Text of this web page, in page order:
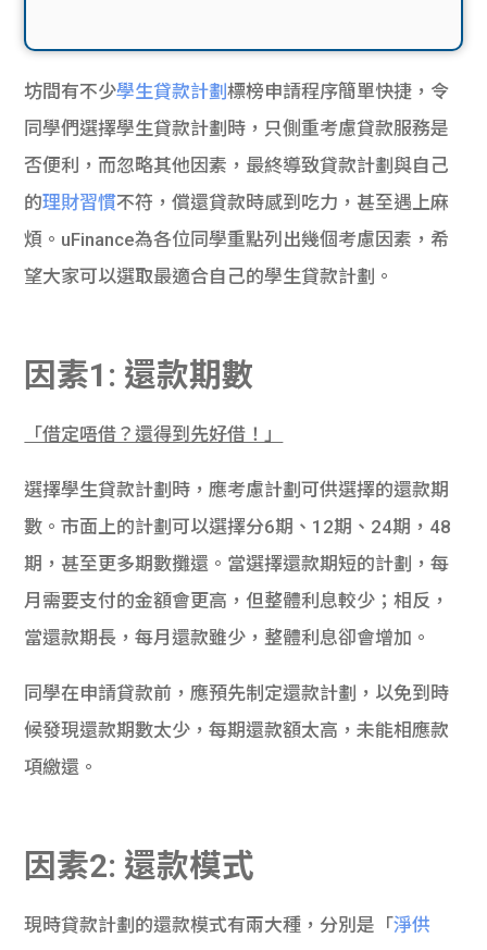
坊間有不少學生貸款計劃標榜申請程序簡單快捷，令
同學們選擇學生貸款計劃時，只側重考慮貸款服務是
否便利，而忽略其他因素，最終導致貸款計劃與自己
的理財習慣不符，償還貸款時感到吃力，甚至遇上麻
煩。uFinance為各位同學重點列出幾個考慮因素，希
望大家可以選取最適合自己的學生貸款計劃。
因素1: 還款期數
「借定唔借？還得到先好借！」
選擇學生貸款計劃時，應考慮計劃可供選擇的還款期
數。市面上的計劃可以選擇分6期、12期、24期，48
期，甚至更多期數攤還。當選擇還款期短的計劃，每
月需要支付的金額會更高，但整體利息較少；相反，
當還款期長，每月還款雖少，整體利息卻會增加。
同學在申請貸款前，應預先制定還款計劃，以免到時
候發現還款期數太少，每期還款額太高，未能相應款
項繳還。
因素2: 還款模式
現時貸款計劃的還款模式有兩大種，分別是「淨供